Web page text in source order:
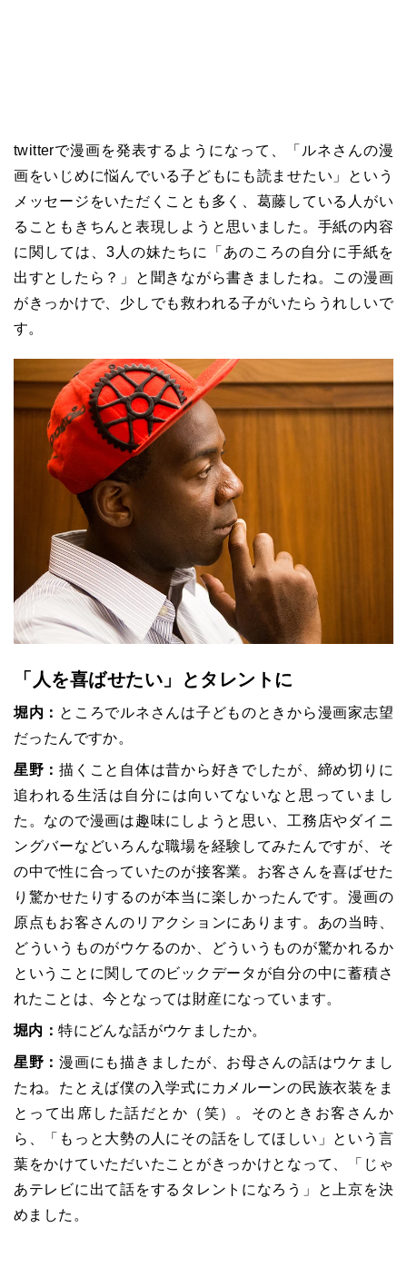
twitterで漫画を発表するようになって、「ルネさんの漫
画をいじめに悩んでいる子どもにも読ませたい」という
メッセージをいただくことも多く、葛藤している人がい
ることもきちんと表現しようと思いました。手紙の内容
に関しては、3人の妹たちに「あのころの自分に手紙を
出すとしたら？」と聞きながら書きましたね。この漫画
がきっかけで、少しでも救われる子がいたらうれしいで
す。
「人を喜ばせたい」とタレントに
堀内： ところでルネさんは子どものときから漫画家志望
だったんですか。
星野：描くこと自体は昔から好きでしたが、締め切りに
追われる生活は自分には向いてないなと思っていまし
た。なので漫画は趣味にしようと思い、工務店やダイニ
ングバーなどいろんな職場を経験してみたんですが、そ
の中で性に合っていたのが接客業。お客さんを喜ばせた
り驚かせたりするのが本当に楽しかったんです。漫画の
原点もお客さんのリアクションにあります。あの当時、
どういうものがウケるのか、どういうものが驚かれるか
ということに関してのビックデータが自分の中に蓄積さ
れたことは、今となっては財産になっています。
堀内：特にどんな話がウケましたか。
星野：漫画にも描きましたが、お母さんの話はウケまし
たね。たとえば僕の入学式にカメルーンの民族衣装をま
とって出席した話だとか（笑）。そのときお客さんか
ら、「もっと大勢の人にその話をしてほしい」という言
葉をかけていただいたことがきっかけとなって、「じゃ
あテレビに出て話をするタレントになろう」と上京を決
めました。